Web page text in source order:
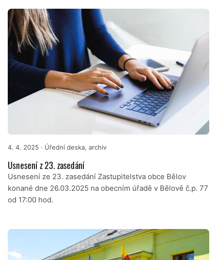
4. 4. 2025 · Úřední deska, archiv
Usnesení z 23. zasedání
Usnesení ze 23. zasedání Zastupitelstva obce Bělov
konané dne 26.03.2025 na obecním úřadě v Bělově č.p. 77
od 17:00 hod.